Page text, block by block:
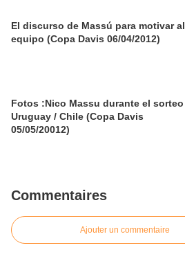
El discurso de Massú para motivar al
equipo (Copa Davis 06/04/2012)
Fotos :Nico Massu durante el sorteo
Uruguay / Chile (Copa Davis
05/05/20012)
Commentaires
Ajouter un commentaire